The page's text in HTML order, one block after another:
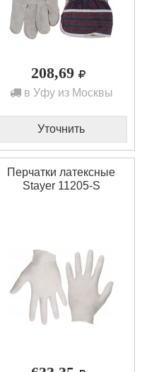
208,69
в Уфу из Москвы
Уточнить
Перчатки латексные
Stayer 11205-S